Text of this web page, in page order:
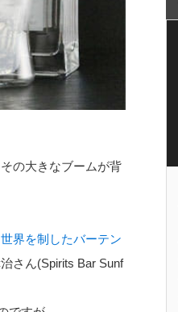
の大きなブームが背
界を制したバーテン
さん(Spirits Bar Sunf